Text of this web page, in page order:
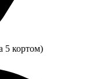
5 кортом)